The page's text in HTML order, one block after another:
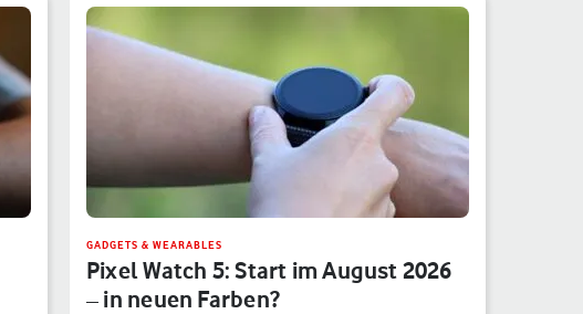
GADGETS & WEARABLES
Pixel Watch 5: Start im August 2026
– in neuen Farben?